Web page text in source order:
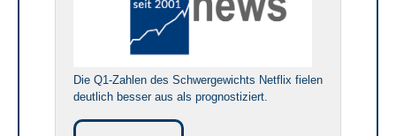
Die Q1-Zahlen des Schwergewichts Netflix fielen
deutlich besser aus als prognostiziert.